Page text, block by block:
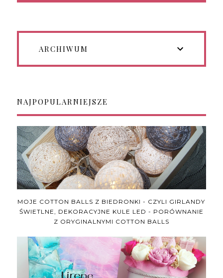
ARCHIWUM
NAJPOPULARNIEJSZE
MOJE COTTON BALLS Z BIEDRONKI - CZYLI GIRLANDY
ŚWIETLNE, DEKORACYJNE KULE LED - PORÓWNANIE
Z ORYGINALNYMI COTTON BALLS